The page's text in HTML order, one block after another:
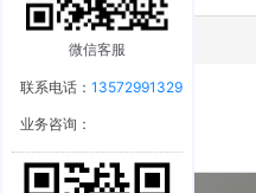
微信客服
联系电话：13572991329
业务咨询：